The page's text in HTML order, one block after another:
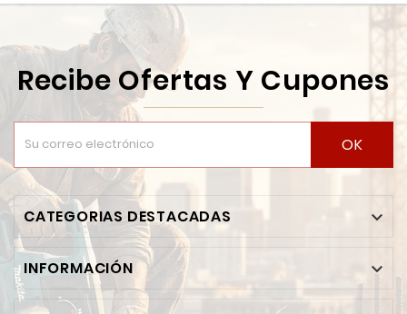
Recibe Ofertas Y Cupones
OK
CATEGORIAS DESTACADAS 
INFORMACIÓN 